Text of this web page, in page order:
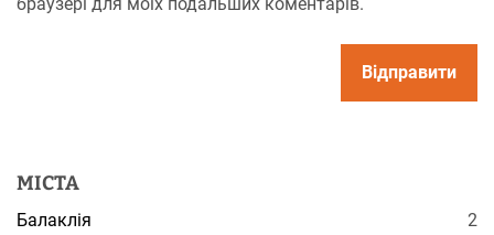
МІСТА
Балаклія
2